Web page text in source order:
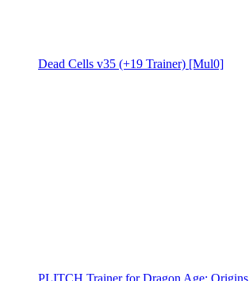
Dead Cells v35 (+19 Trainer) [Mul0]
PLITCH Trainer for Dragon Age: Origins